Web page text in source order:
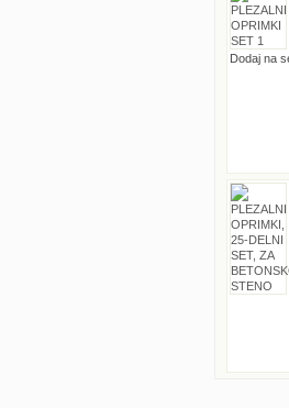
Dodaj na